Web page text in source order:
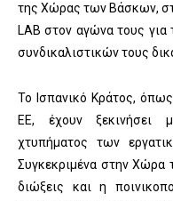
της Χώρας των Βάσκων,
LAB στον αγώνα τους
συνδικαλιστικών τους
Το Ισπανικό Κράτος,
ΕΕ, έχουν ξεκινήσει
χτυπήματος των
Συγκεκριμένα στην Χώρα
διώξεις και η